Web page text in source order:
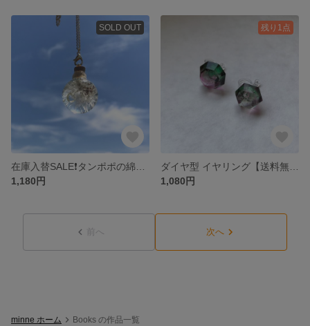
SOLD OUT
1,180円
残り1点
1,080円
前へ 次へ
minne ホーム Books の作品一覧